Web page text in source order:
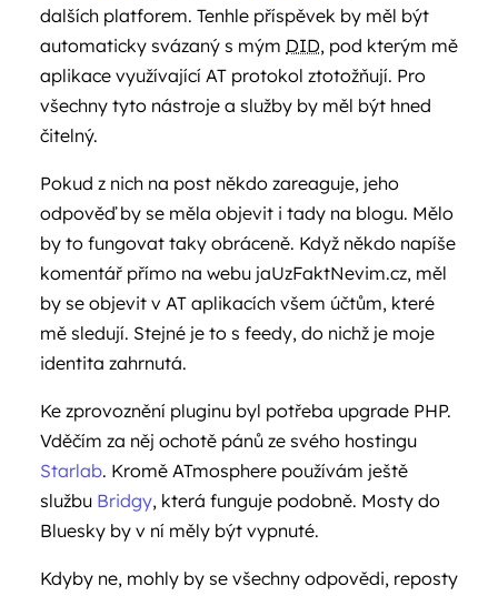
dalších platforem. Tenhle příspěvek by měl být
automaticky svázaný s mým DID, pod kterým mě
aplikace využívající AT protokol ztotožňují. Pro
všechny tyto nástroje a služby by měl být hned
čitelný.
Pokud z nich na post někdo zareaguje, jeho
odpověď by se měla objevit i tady na blogu. Mělo
by to fungovat taky obráceně. Když někdo napíše
komentář přímo na webu jaUzFaktNevim.cz, měl
by se objevit v AT aplikacích všem účtům, které
mě sledují. Stejné je to s feedy, do nichž je moje
identita zahrnutá.
Ke zprovoznění pluginu byl potřeba upgrade PHP.
Vděčím za něj ochotě pánů ze svého hostingu
Starlab. Kromě ATmosphere používám ještě
službu Bridgy, která funguje podobně. Mosty do
Bluesky by v ní měly být vypnuté.
Kdyby ne, mohly by se všechny odpovědi, reposty